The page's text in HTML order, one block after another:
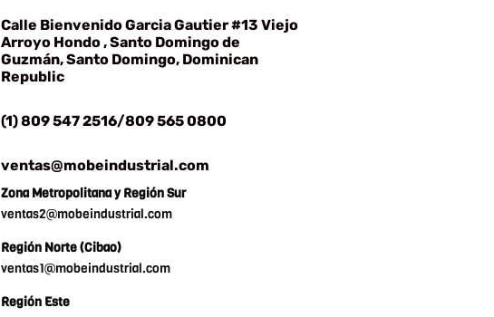
Calle Bienvenido Garcia Gautier #13 Viejo
Arroyo Hondo , Santo Domingo de
Guzmán, Santo Domingo, Dominican
Republic
(1) 809 547 2516/809 565 0800
ventas@mobeindustrial.com
Zona Metropolitana y Región Sur
ventas2@mobeindustrial.com
Región Norte (Cibao)
ventas1@mobeindustrial.com
Región Este